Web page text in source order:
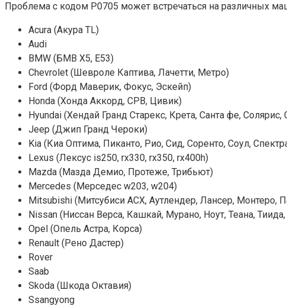
Проблема с кодом P0705 может встречаться на различных
Acura (Акура TL)
Audi
BMW (БМВ Х5, E53)
Chevrolet (Шевроле Каптива, Лачетти, Метро)
Ford (Форд Маверик, Фокус, Эскейп)
Honda (Хонда Аккорд, СРВ, Цивик)
Hyundai (Хендай Гранд Старекс, Крета, Санта фе, Солярис,
Jeep (Джип Гранд Чероки)
Kia (Киа Оптима, Пиканто, Рио, Сид, Соренто, Соул,
Lexus (Лексус is250, rx330, rx350, rx400h)
Mazda (Мазда Демио, Протеже, Трибьют)
Mercedes (Мерседес w203, w204)
Mitsubishi (Митсубиси АСХ, Аутлендер, Лансер, Монтеро,
Nissan (Ниссан Верса, Кашкай, Мурано, Ноут, Теана,
Opel (Опель Астра, Корса)
Renault (Рено Дастер)
Rover
Saab
Skoda (Шкода Октавия)
Ssangyong